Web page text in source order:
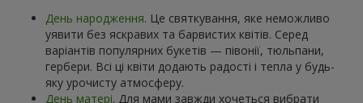
День народження. Це святкування, яке неможливо
уявити без яскравих та барвистих квітів. Серед
варіантів популярних букетів — півонії, тюльпани,
гербери. Всі ці квіти додають радості і тепла у будь-
яку урочисту атмосферу.
День матері. Для мами завжди хочеться вибрати